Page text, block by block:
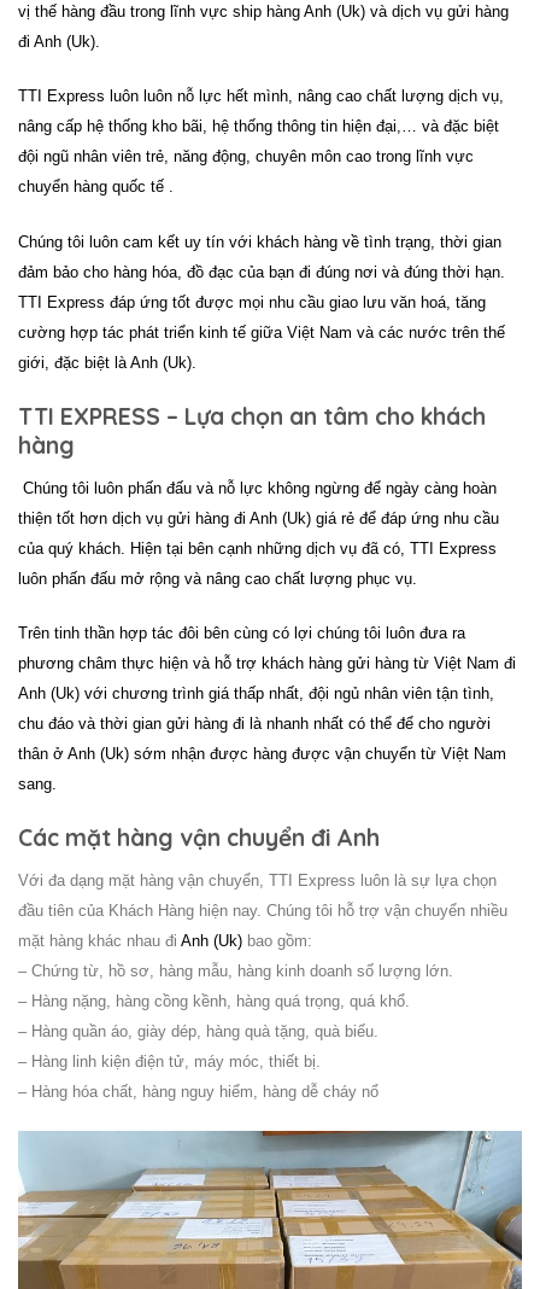
vị thế hàng đầu trong lĩnh vực ship hàng Anh (Uk) và dịch vụ gửi hàng
đi Anh (Uk).
TTI Express luôn luôn nỗ lực hết mình, nâng cao chất lượng dịch vụ,
nâng cấp hệ thống kho bãi, hệ thống thông tin hiện đại,… và đặc biệt
đội ngũ nhân viên trẻ, năng động, chuyên môn cao trong lĩnh vực
chuyển hàng quốc tế .
Chúng tôi luôn cam kết uy tín với khách hàng về tình trạng, thời gian
đảm bảo cho hàng hóa, đồ đạc của bạn đi đúng nơi và đúng thời hạn.
TTI Express đáp ứng tốt được mọi nhu cầu giao lưu văn hoá, tăng
cường hợp tác phát triển kinh tế giữa Việt Nam và các nước trên thế
giới, đặc biệt là Anh (Uk).
TTI EXPRESS – Lựa chọn an tâm cho khách
hàng
Chúng tôi luôn phấn đấu và nỗ lực không ngừng để ngày càng hoàn
thiện tốt hơn dịch vụ gửi hàng đi Anh (Uk) giá rẻ để đáp ứng nhu cầu
của quý khách. Hiện tại bên cạnh những dịch vụ đã có, TTI Express
luôn phấn đấu mở rộng và nâng cao chất lượng phục vụ.
Trên tinh thần hợp tác đôi bên cùng có lợi chúng tôi luôn đưa ra
phương châm thực hiện và hỗ trợ khách hàng gửi hàng từ Việt Nam đi
Anh (Uk) với chương trình giá thấp nhất, đội ngủ nhân viên tận tình,
chu đáo và thời gian gửi hàng đi là nhanh nhất có thể để cho người
thân ở Anh (Uk) sớm nhận được hàng được vận chuyển từ Việt Nam
sang.
Các mặt hàng vận chuyển đi Anh
Với đa dạng mặt hàng vận chuyển, TTI Express luôn là sự lựa chọn
đầu tiên của Khách Hàng hiện nay. Chúng tôi hỗ trợ vận chuyển nhiều
mặt hàng khác nhau đi Anh (Uk) bao gồm:
– Chứng từ, hồ sơ, hàng mẫu, hàng kinh doanh số lượng lớn.
– Hàng nặng, hàng cồng kềnh, hàng quá trọng, quá khổ.
– Hàng quần áo, giày dép, hàng quà tặng, quà biếu.
– Hàng linh kiện điện tử, máy móc, thiết bị.
– Hàng hóa chất, hàng nguy hiểm, hàng dễ cháy nổ